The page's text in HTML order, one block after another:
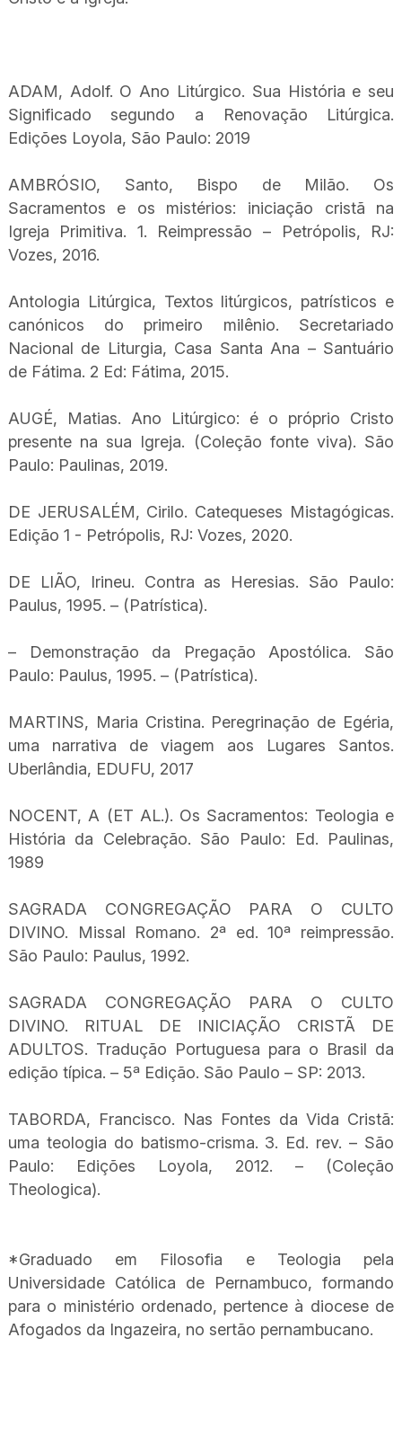
ADAM, Adolf. O Ano Litúrgico. Sua História e seu
Significado segundo a Renovação Litúrgica.
Edições Loyola, São Paulo: 2019
AMBRÓSIO, Santo, Bispo de Milão. Os
Sacramentos e os mistérios: iniciação cristã na
Igreja Primitiva. 1. Reimpressão – Petrópolis, RJ:
Vozes, 2016.
Antologia Litúrgica, Textos litúrgicos, patrísticos e
canónicos do primeiro milênio. Secretariado
Nacional de Liturgia, Casa Santa Ana – Santuário
de Fátima. 2 Ed: Fátima, 2015.
AUGÉ, Matias. Ano Litúrgico: é o próprio Cristo
presente na sua Igreja. (Coleção fonte viva). São
Paulo: Paulinas, 2019.
DE JERUSALÉM, Cirilo. Catequeses Mistagógicas.
Edição 1 - Petrópolis, RJ: Vozes, 2020.
DE LIÃO, Irineu. Contra as Heresias. São Paulo:
Paulus, 1995. – (Patrística).
– Demonstração da Pregação Apostólica. São
Paulo: Paulus, 1995. – (Patrística).
MARTINS, Maria Cristina. Peregrinação de Egéria,
uma narrativa de viagem aos Lugares Santos.
Uberlândia, EDUFU, 2017
NOCENT, A (ET AL.). Os Sacramentos: Teologia e
História da Celebração. São Paulo: Ed. Paulinas,
1989
SAGRADA CONGREGAÇÃO PARA O CULTO
DIVINO. Missal Romano. 2ª ed. 10ª reimpressão.
São Paulo: Paulus, 1992.
SAGRADA CONGREGAÇÃO PARA O CULTO
DIVINO. RITUAL DE INICIAÇÃO CRISTÃ DE
ADULTOS. Tradução Portuguesa para o Brasil da
edição típica. – 5ª Edição. São Paulo – SP: 2013.
TABORDA, Francisco. Nas Fontes da Vida Cristã:
uma teologia do batismo-crisma. 3. Ed. rev. – São
Paulo: Edições Loyola, 2012. – (Coleção
Theologica).
*Graduado em Filosofia e Teologia pela
Universidade Católica de Pernambuco, formando
para o ministério ordenado, pertence à diocese de
Afogados da Ingazeira, no sertão pernambucano.